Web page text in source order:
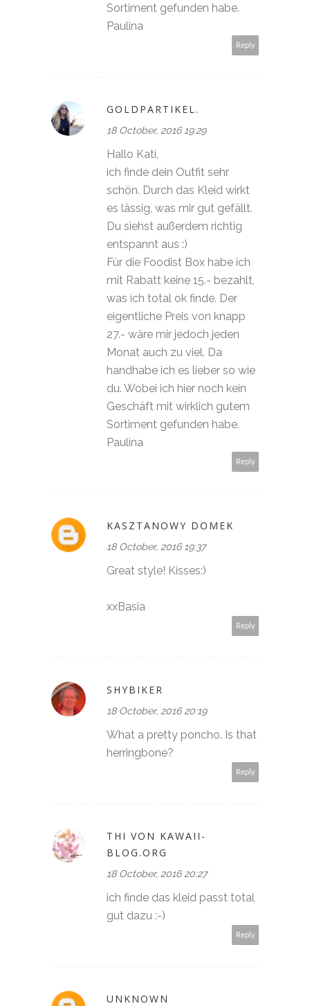
Sortiment gefunden habe.
Paulina
Reply
GOLDPARTIKEL.
18 October, 2016 19:29
Hallo Kati,
ich finde dein Outfit sehr
schön. Durch das Kleid wirkt
es lässig, was mir gut gefällt.
Du siehst außerdem richtig
entspannt aus :)
Für die Foodist Box habe ich
mit Rabatt keine 15.- bezahlt,
was ich total ok finde. Der
eigentliche Preis von knapp
27.- wäre mir jedoch jeden
Monat auch zu viel. Da
handhabe ich es lieber so wie
du. Wobei ich hier noch kein
Geschäft mit wirklich gutem
Sortiment gefunden habe.
Paulina
Reply
KASZTANOWY DOMEK
18 October, 2016 19:37
Great style! Kisses:)
xxBasia
Reply
SHYBIKER
18 October, 2016 20:19
What a pretty poncho. Is that
herringbone?
Reply
THI VON KAWAII-
BLOG.ORG
18 October, 2016 20:27
ich finde das kleid passt total
gut dazu :-)
Reply
UNKNOWN